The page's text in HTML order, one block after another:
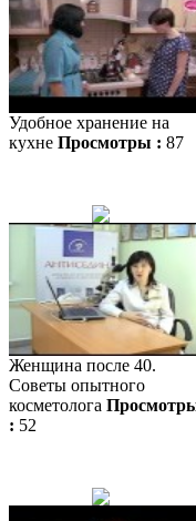
Удобное хранение на
кухне Просмотры : 87
Женщина после 40.
Советы опытного
косметолога
: 52